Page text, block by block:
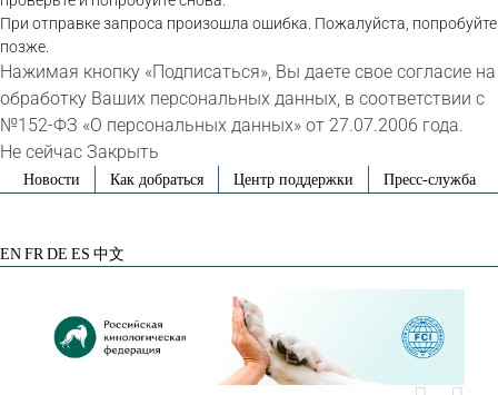
При отправке запроса произошла ошибка. Пожалуйста, попробуйте
позже.
Нажимая кнопку «Подписаться», Вы даете свое согласие на
обработку Ваших персональных данных, в соответствии с
№152-ФЗ «О персональных данных» от 27.07.2006 года.
Не сейчас Закрыть
SkipНовости Как добраться Центр поддержки Пресс-служба
EN FR DE ES 中文